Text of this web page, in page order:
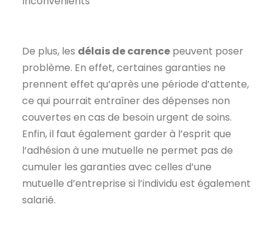
De plus, les délais de carence peuvent poser
problème. En effet, certaines garanties ne
prennent effet qu’après une période d’attente,
ce qui pourrait entraîner des dépenses non
couvertes en cas de besoin urgent de soins.
Enfin, il faut également garder à l’esprit que
l’adhésion à une mutuelle ne permet pas de
cumuler les garanties avec celles d’une
mutuelle d’entreprise si l’individu est également
salarié.